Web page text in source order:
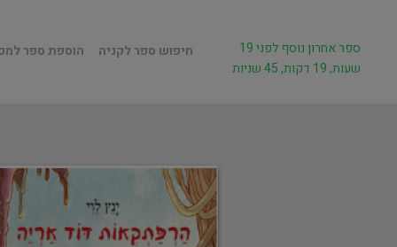
חיפוש ספר לקניה הוספת ספר
ספר אחרון נוסף לפני 19
שעות, 19 דקות, 45 שניות